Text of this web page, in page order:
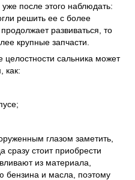
после этого наблюдать:
решить ее с более
развиваться, то
крупные запчасти.
сальника может
как:
глазом заметить,
сразу стоит приобрести
из материала,
бензина и масла, поэтому